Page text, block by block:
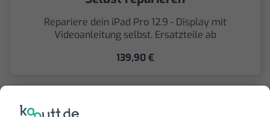
Repariere dein iPad Pro 12.9 - Display mit
Videoanleitung selbst. Ersatzteile ab
139,90 €